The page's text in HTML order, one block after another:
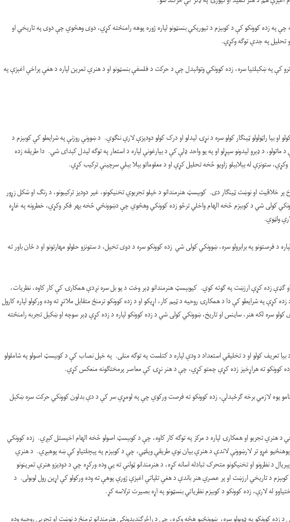
چې په زده کوونکو کې د کوبېزم د تیوریکي بنسټونو لپاره ژوره پوهه رامنځته کړي، دوی وهڅوي چې دوی په تاریخي او
تحلیل په جدي توګه وکړي.
کې په ښکېلتیا سره، زده کوونکي وتوانېدل چې د حرکت د فلسفې بنسټونو او د هنري تمرین لپاره د هغې پراخې اغېزې په
او بیا راټولولو ټینګار کولو سره د نړۍ لیدلو او درک کولو دودیزې لارې ننګوي. د ښوونې روزنې په شرایطو کې کوبېزم د
ماتولو، د ډېرو لیدونو سپړلو او په یو واحد ډلې کې د بیارغونې لپاره د استعار په توګه لیدل کېدای شي. دا طریقه زده
ستونزې له بېلابېلو زاویو څخه تحلیل کړي او د معلوماتو بېلا بېلې سرچینې ترکیب کړي.
پر خلاقیت او نوښت ټینګار دی. کوبېسټ هنرمندانو د خپلو تجربوي تخنیکونو، غیر دودیز ترکیبونو، د رنګ او شکل زړور
کولی شي د کوبېزم څخه الهام واخلي ترڅو زده کوونکي وهڅوي چې دښوونځي څخه بهر فکر وکړي، خطرونه په غاړه
ولټوي.
د فرصتونو په برابرولو سره، ښوونکي کولی شي زده کوونکو سره د دوی تخیل، د ستونزو حلولو مهارتونو او د ځان باور ته
ګډې زده کړې ارزښت په ګوته کوي. کیوبېسټ هنرمندانو ډېر وخت د یو بل سره نږدې همکارۍ کې کار کاوه، نظریات،
کړې په شرایطو کې دا د همکارۍ روحیه د ټیم کار، اړیکو او د زده کوونکو ترمنځ متقابل ملاتړ ته وده ورکولو لپاره کارول
کولو سره لکه هنر، ساینس او ​​​​تاریخ، ښوونکي کولی شي د زده کوونکو لپاره د زده کړې ډېر سوچه او ښکېل تجربه رامنځته
تعریف کولو او د تخلیقي استعداد د ودې لپاره د کتلست په توګه منلی. په خپل نصاب کې د کوبېسټ اصولو په شاملولو
کوونکو ته هراړخیز زده کړې چمتو کړي، چې د هنر نړۍ کې معاصر پرمختګونه منعکس کړي.
یوه لازمي برخه ګرځېدلې، زده کوونکو ته فرصت ورکوي چې په لومړي سر کې د دې بدلون کوونکي حرکت سره ښکېل
د هنري تجربو او همکارۍ لپاره د مرکز په توګه کار کاوه، چې د کوبېسټ اصولو څخه الهام اخیستل کېږي. زده کوونکي
غړو تر لارښوونې لاندې د هنري بیان نوي طریقې وپلټي، چې د کوبېزم په پېچلتیاو کې ښه پوهېږي. د هنري
د نظرونو او تخنیکونو متحرک تبادله اسانه کړه، د هنرمندانو ټولنې ته یې وده ورکړه چې د دودیزو هنري تمرینونو
کوبېزم د تاریخي ارزښت او پر عصري هنر باندې د هغې تلپاتې اغېزې ژورې پوهې ته وده ورکولو کې اړین رول لوبولی. د
له لارې، زده کوونکو د کوبېزم نظریاتي بنسټونو په اړه بصیرت ترلاسه کړ.
د زده کوونکو په ډوبولو سره، ښوونځیو هڅه وکړه، چې د راڅرګندیدونکي هنرمندانو ترمنځ د نوښت او تجربې روحیه وده